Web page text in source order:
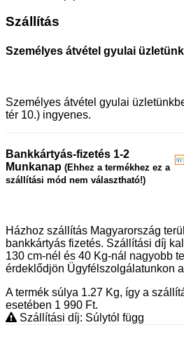
Szállítás
Személyes átvétel gyulai
Személyes átvétel gyulai
tér 10.) ingyenes.
Bankkártyás-fizetés 1-2
Munkanap (Ehhez a termékhez ez a
szállítási mód nem választható!)
Házhoz szállítás Magyarország
bankkártyás fizetés. Szállítási díj
130 cm-nél és 40 Kg-nál nagyobb
érdeklődjön Ügyfélszolgálatunkon
A termék súlya 1.27 Kg, így a
esetében 1 990 Ft.
Szállítási díj: Súlytól függ